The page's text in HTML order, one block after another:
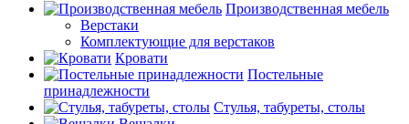
Производственная мебель
Верстаки
Комплектующие для верстаков
Кровати
Постельные
принадлежности
Стулья, табуреты, столы